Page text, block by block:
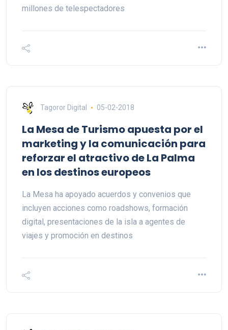
millones de telespectadores
Tagoror Digital 05-02-2018
La Mesa de Turismo apuesta por el
marketing y la comunicación para
reforzar el atractivo de La Palma
en los destinos europeos
La Mesa ha apoyado acuerdos y convenios que
incluyen acciones como roadshows, formación
digital, presentaciones de la isla a agentes de
viajes y promoción en destinos